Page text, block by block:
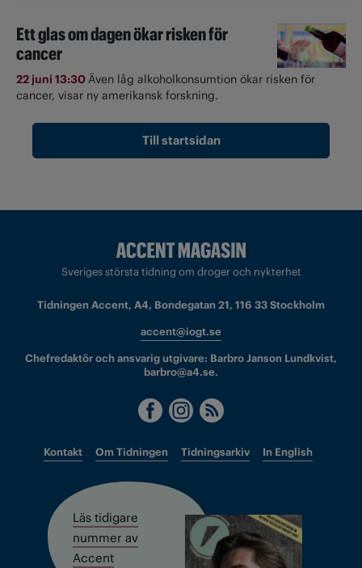
Ett glas om dagen ökar risken för
cancer
22 juni 13:30Även låg alkoholkonsumtion ökar risken för
cancer, visar ny amerikansk forskning.
Till startsidan
Sveriges största tidning om droger och nykterhet
Tidningen Accent, A4, Bondegatan 21, 116 33 Stockholm
accent@iogt.se
Chefredaktör och ansvarig utgivare: Barbro Janson Lundkvist,
barbro@a4.se.
Kontakt Om Tidningen Tidningsarkiv In English
Läs tidigare
nummer av
Accent